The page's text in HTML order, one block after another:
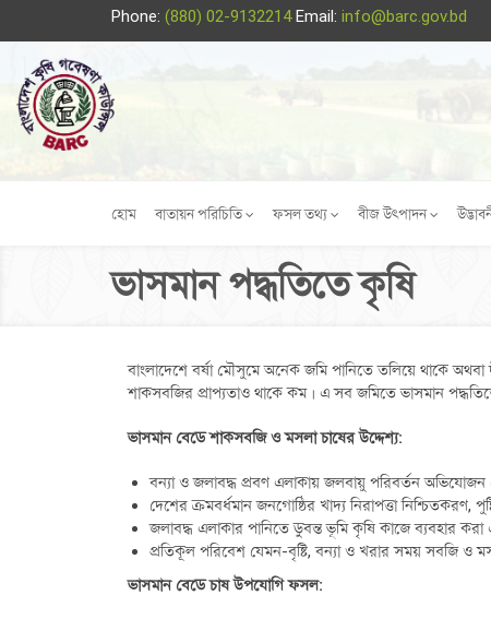
Phone: (880) 02-9132214 Email: info@barc.gov.bd
হোম বাতায়ন পরিচিতি ফসল তথ্য বীজ উৎপাদন
ভাসমান পদ্ধতিতে কৃষি
বাংলাদেশে বর্ষা মৌসুমে অনেক জমি পানিতে তলিয়ে থাকে
শাকসবজির প্রাপ্যতাও থাকে কম। এ সব জমিতে ভাসমান
ভাসমান বেডে শাকসবজি ও মসলা চাষের উদ্দেশ্য:
বন্যা ও জলাবদ্ধ প্রবণ এলাকায় জলবায়ু পরিবর্তন
দেশের ক্রমবর্ধমান জনগোষ্ঠির খাদ্য নিরাপত্তা নিশ্চিতকরণ,
জলাবদ্ধ এলাকার পানিতে ডুবন্ত ভূমি কৃষি কাজে ব্যবহার
প্রতিকূল পরিবেশ যেমন-বৃষ্টি, বন্যা ও খরার সময় সবজি ও
ভাসমান বেডে চাষ উপযোগি ফসল: